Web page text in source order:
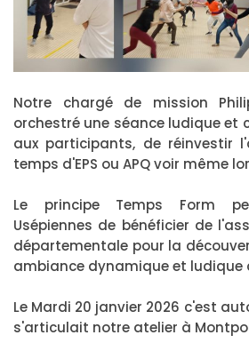
Notre chargé de mission
orchestré une séance ludique et
aux participants, de réinvestir
temps d'EPS ou APQ voir même
Le principe Temps Form
Usépiennes de bénéficier de
départementale pour la
ambiance dynamique et ludique
Le Mardi 20 janvier 2026 c'est
s'articulait notre atelier à